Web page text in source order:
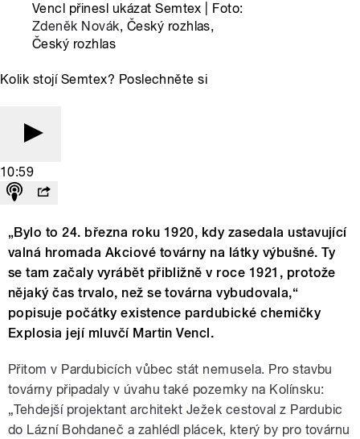
Vencl přinesl ukázat Semtex | Foto:
Zdeněk Novák, Český rozhlas,
Český rozhlas
Kolik stojí Semtex? Poslechněte si
10:59
„Bylo to 24. března roku 1920, kdy zasedala ustavující
valná hromada Akciové továrny na látky výbušné. Ty
se tam začaly vyrábět přibližně v roce 1921, protože
nějaký čas trvalo, než se továrna vybudovala,“
popisuje počátky existence pardubické chemičky
Explosia její mluvčí Martin Vencl.
Přitom v Pardubicích vůbec stát nemusela. Pro stavbu
továrny připadaly v úvahu také pozemky na Kolínsku:
„Tehdejší projektant architekt Ježek cestoval z Pardubic
do Lázní Bohdaneč a zahlédl plácek, který by pro továrnu